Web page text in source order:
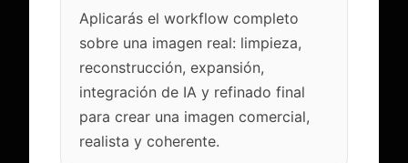
Aplicarás el workflow completo
sobre una imagen real: limpieza,
reconstrucción, expansión,
integración de IA y refinado final
para crear una imagen comercial,
realista y coherente.